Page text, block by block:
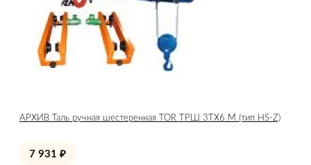
АРХИВ Таль ручная шестеренная TOR ТРШ 3ТХ6 М (тип HS-Z)
7 931 ₽